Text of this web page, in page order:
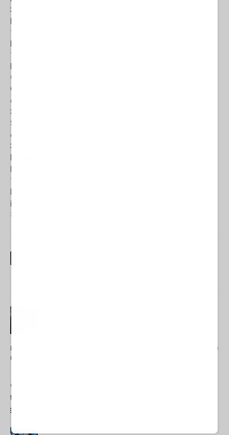
20 Luglio 2026 13:00
Il peggiore dei crimini possibili
15 Gennaio 2026 14:25
DELENDA EST
12 Dicembre 2025 15:00
La Festa ai Lavoratori
01 Maggio 2025 15:00
Olivier Blanchard e il falso mito dell'indipendenza
della Banca centrale
28 Aprile 2025 07:00
Stato di eccezione e vincolo esterno: ora Draghi
dice (parte della) verità e per i motivi sbagliati
20 Marzo 2025 11:00
L’ITALIA NEL MONDO DEL 2050: MULTIPOLARISMO,
BRICS+ E PAESI LATINI DEL MEDITERRANEO
10 Marzo 2025 13:00
E' morta l'IRI, viva l'IRI! Il successo del "modello
italiano"... in Cina
30 Gennaio 2025 09:00
Ma perché Donald Trump continua ad insultare l'Italia? La risposta è
molto semplice
democrazia del mondo, che fa allusioni sessuali persino ai figli,
torna a irridere la presidente del Consiglio italiana,...